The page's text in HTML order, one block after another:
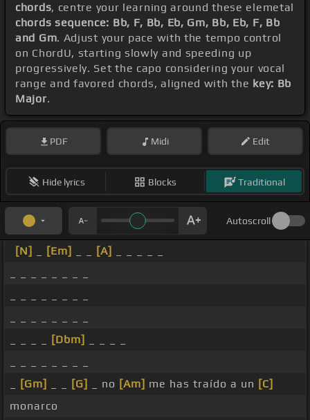
chords, centre your learning around these elemetal
chords sequence: Bb, F, Bb, Eb, Gm, Bb, Eb, F, Bb
and Gm. Adjust your pace with the tempo control
on ChordU, starting slowly and speeding up
progressively. Set the capo considering your vocal
range and favored chords, aligned with the key: Bb
Major.
PDF Midi Edit
Hide lyrics Blocks Traditional
Autoscroll
[N] [Em] [A]
[Dbm]
[Gm] [G] _ no [Am] me has traído a un [C]
monarco